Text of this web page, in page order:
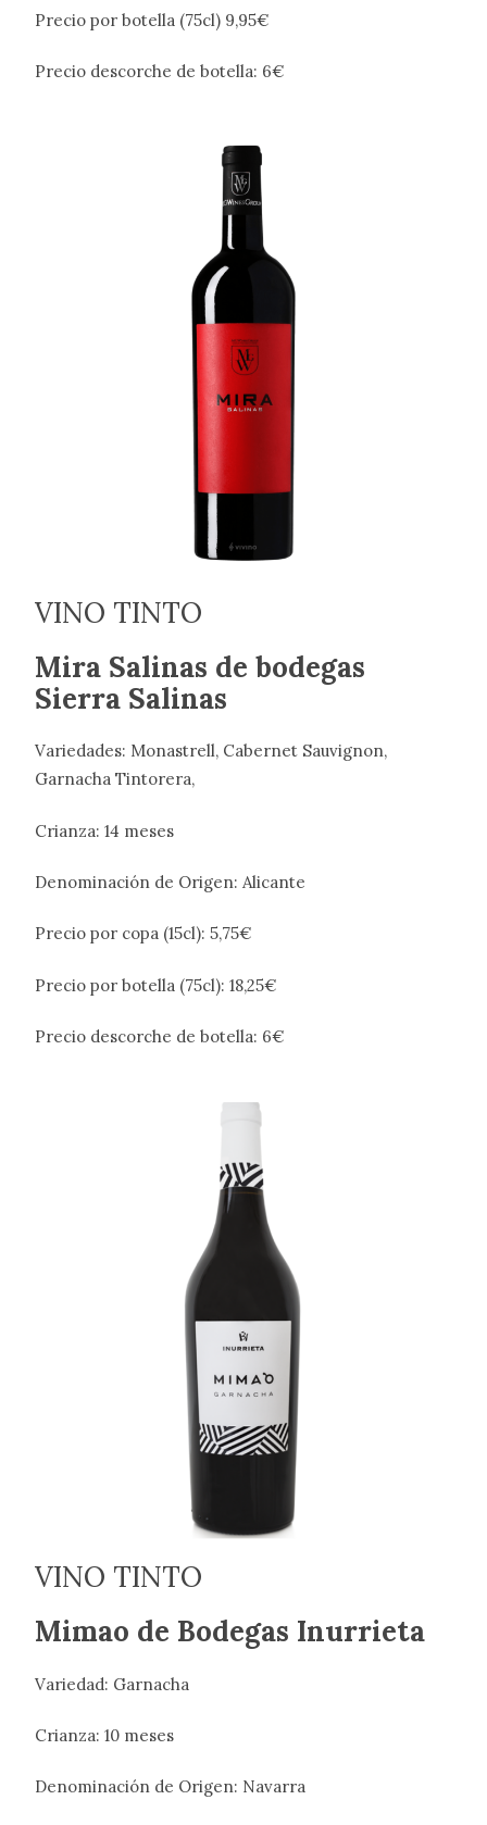
Precio por botella (75cl) 9,95€
Precio descorche de botella: 6€
VINO TINTO
Mira Salinas de bodegas
Sierra Salinas
Variedades: Monastrell, Cabernet Sauvignon,
Garnacha Tintorera,
Crianza: 14 meses
Denominación de Origen: Alicante
Precio por copa (15cl): 5,75€
Precio por botella (75cl): 18,25€
Precio descorche de botella: 6€
VINO TINTO
Mimao de Bodegas Inurrieta
Variedad: Garnacha
Crianza: 10 meses
Denominación de Origen: Navarra